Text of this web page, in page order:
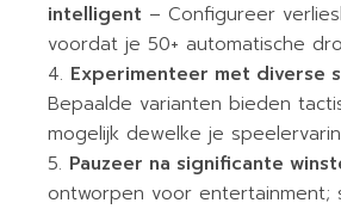
intelligent – Configureer
voordat je 50+ automatische
Experimenteer met diverse
Bepaalde varianten bieden
mogelijk dewelke je
Pauzeer na significante
ontworpen voor entertainment;